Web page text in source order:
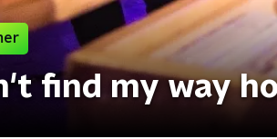
find my way